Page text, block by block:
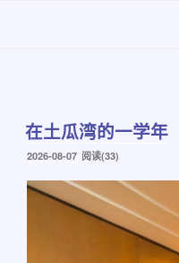
在土瓜湾的一学年
发
于
2026-08-07 阅读(33)